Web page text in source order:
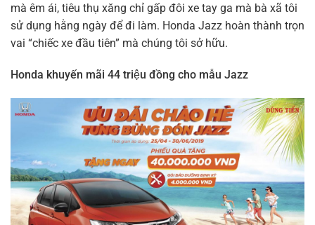
mà êm ái, tiêu thụ xăng chỉ gấp đôi xe tay ga mà bà xã tôi
sử dụng hằng ngày để đi làm. Honda Jazz hoàn thành trọn
vai “chiếc xe đầu tiên” mà chúng tôi sở hữu.
Honda khuyến mãi 44 triệu đồng cho mẫu Jazz